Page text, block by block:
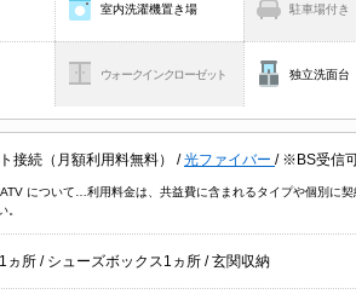
室内洗濯機置き場 駐車場付き
ウォークインクローゼット 独立洗面台
接続（月額利用料無料） /光ファイバー / ※BS受信
について…利用料金は、共益費に含まれるタイプや個別に
。
ヵ所 / シューズボックス1ヵ所 /玄関収納